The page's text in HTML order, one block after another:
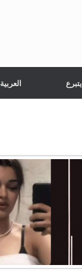
العربية يتبرع